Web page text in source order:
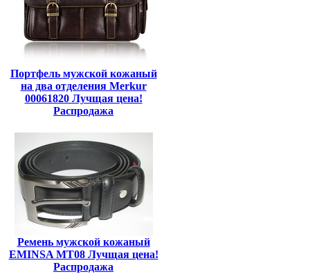
Портфель мужской кожаный
на два отделения Merkur
00061820 Лучщая цена!
Распродажа
Ремень мужской кожаный
EMINSA MT08 Лучщая цена!
Распродажа